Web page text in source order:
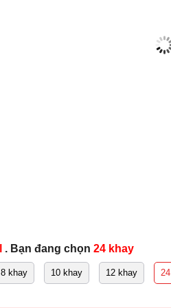
. Bạn đang chọn 24 khay
8 khay 10 khay 12 khay